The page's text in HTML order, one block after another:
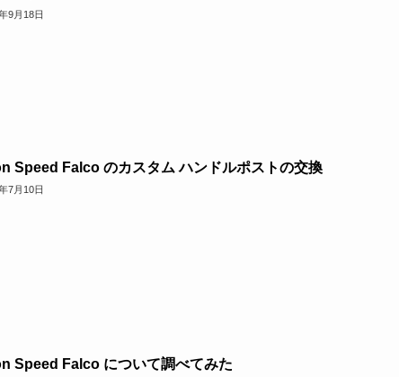
9月18日
Speed Falco のカスタム ハンドルポストの交換
7月10日
Speed Falco について調べてみた